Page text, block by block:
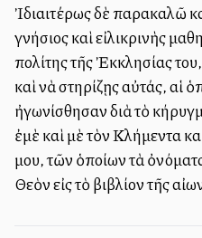
Ἰδιαιτέρως δὲ παρακαλῶ
γνήσιος καὶ εἰλικρινὴς
πολίτης τῆς Ἐκκλησίας
καὶ νὰ στηρίζῃς αὐτάς, αἱ
ἠγωνίσθησαν διὰ τὸ
ἐμὲ καὶ μὲ τὸν Κλήμεντα
μου, τῶν ὁποίων τὰ
Θεὸν εἰς τὸ βιβλίον τῆς